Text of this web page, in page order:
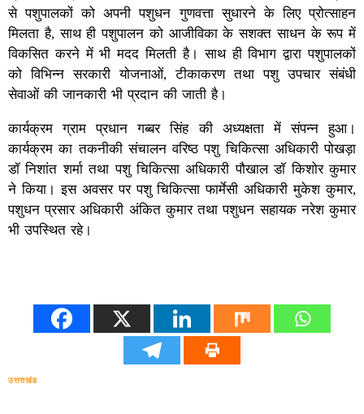
से पशुपालकों को अपनी पशुधन गुणवत्ता सुधारने के लिए प्रोत्साहन
मिलता है, साथ ही पशुपालन को आजीविका के सशक्त साधन के रूप में
विकसित करने में भी मदद मिलती है। साथ ही विभाग द्वारा पशुपालकों
को विभिन्न सरकारी योजनाओं, टीकाकरण तथा पशु उपचार संबंधी
सेवाओं की जानकारी भी प्रदान की जाती है।
कार्यक्रम ग्राम प्रधान गब्बर सिंह की अध्यक्षता में संपन्न हुआ।
कार्यक्रम का तकनीकी संचालन वरिष्ठ पशु चिकित्सा अधिकारी पोखड़ा
डॉ निशांत शर्मा तथा पशु चिकित्सा अधिकारी पौखाल डॉ किशोर कुमार
ने किया। इस अवसर पर पशु चिकित्सा फार्मेसी अधिकारी मुकेश कुमार,
पशुधन प्रसार अधिकारी अंकित कुमार तथा पशुधन सहायक नरेश कुमार
भी उपस्थित रहे।
उत्तराखंड